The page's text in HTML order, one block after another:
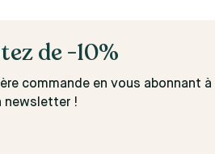
de -10%
commande en vous abonnant à
newsletter !